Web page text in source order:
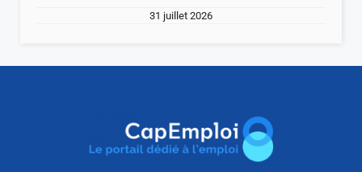
31 juillet 2026